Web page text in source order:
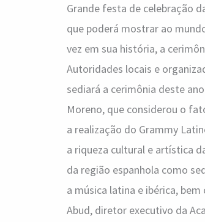
Grande festa de celebração
que poderá mostrar ao
vez em sua história, a
Autoridades locais e
sediará a cerimônia deste
Moreno, que considerou o
a realização do Grammy
a riqueza cultural e artística
da região espanhola como
a música latina e ibérica,
Abud, diretor executivo da
não
será
nos
EUA